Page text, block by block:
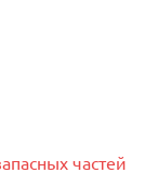
частей